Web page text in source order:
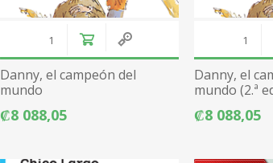
Danny, el campeón del
mundo
₡8 088,05
Danny, el
mundo (2.ª
₡8 088,05